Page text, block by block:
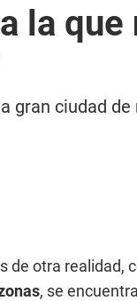
la
gran ciudad
de otra realidad,
, se